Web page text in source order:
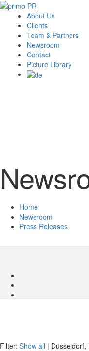
About Us
Clients
Team & Partners
Newsroom
Contact
Picture Library
Home
Newsroom
Press Releases
Filter: Show all | Düsseldorf,